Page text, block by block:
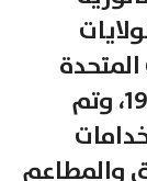
المتحدة
على إغلاق قواعدها في 1991-1992، وتم
والمطاعم